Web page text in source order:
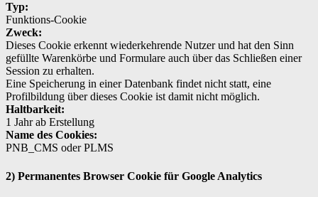
Typ:
Funktions-Cookie
Zweck:
Dieses Cookie erkennt wiederkehrende Nutzer und hat den Sinn
gefüllte Warenkörbe und Formulare auch über das Schließen einer
Session zu erhalten.
Eine Speicherung in einer Datenbank findet nicht statt, eine
Profilbildung über dieses Cookie ist damit nicht möglich.
Haltbarkeit:
1 Jahr ab Erstellung
Name des Cookies:
PNB_CMS oder PLMS
2) Permanentes Browser Cookie für Google Analytics